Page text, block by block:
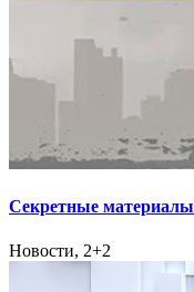
Секретные материалы
Новости, 2+2